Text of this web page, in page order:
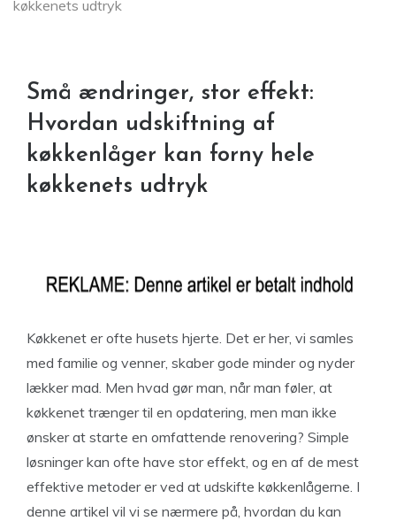
køkkenets udtryk
Små ændringer, stor effekt:
Hvordan udskiftning af
køkkenlåger kan forny hele
køkkenets udtryk
Køkkenet er ofte husets hjerte. Det er her, vi samles
med familie og venner, skaber gode minder og nyder
lækker mad. Men hvad gør man, når man føler, at
køkkenet trænger til en opdatering, men man ikke
ønsker at starte en omfattende renovering? Simple
løsninger kan ofte have stor effekt, og en af de mest
effektive metoder er ved at udskifte køkkenlågerne. I
denne artikel vil vi se nærmere på, hvordan du kan